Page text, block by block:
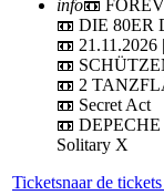
info📼
📼 DIE 80ER
📼 21.11.2026
📼
📼 2
📼 Secret Act
📼
Solitary X
Ticketsnaar de tickets